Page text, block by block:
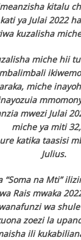
kitalu
ya Julai2022
kuzalisha
miche hii
mbalimbali
miche
mwezi Julai
miche ya miti
katika taasisi
Julius.
“Soma na Mti”
Rais mwaka
wa
zoezi la
ili